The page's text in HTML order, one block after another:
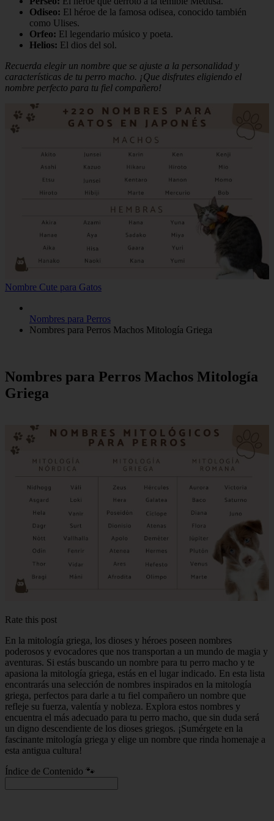
Odiseo: El héroe de la famosa odisea, conocido también
como Ulises.
Orfeo: El legendario músico y poeta.
Helios: El dios del sol.
Recuerda elegir un nombre que se ajuste a la personalidad y
características de tu perro macho. ¡Que disfrutes eligiendo el
nombre perfecto para tu fiel compañero!
Nombre Cute para Gatos
Nombres para Perros
Nombres para Perros Machos Mitología Griega
Nombres para Perros Machos Mitología
Griega
Rate this post
En la mitología griega, los dioses y héroes poseen nombres
poderosos y evocadores que nos transportan a un mundo de magia y
aventuras. Si estás buscando un nombre para tu perro macho y te
apasiona la mitología griega, estás en el lugar indicado. En esta lista
encontrarás una selección de nombres inspirados en la mitología
griega, perfectos para darle a tu fiel compañero un nombre que
refleje su fuerza, valentía y nobleza. Explora estos nombres y
encuentra el más adecuado para tu perro macho, que sin duda será
un digno descendiente de los dioses griegos. ¡Sumérgete en la
fascinante mitología griega y elige un nombre que rinda homenaje a
esta antigua cultura!
Índice de Contenido 🐾